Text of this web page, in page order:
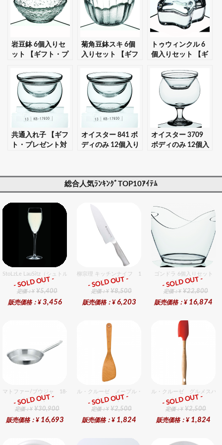
岩豆鉢 6個入りセ
ット 【ギフト・プ
菊角豆鉢スキ 6個
入りセット 【ギフ
応可】
トゥウィンクル 6
個入りセット 【ギ
対応可】
共通入れ子 【ギフ
ト・プレゼント対
オイスター 841 ボ
ディのみ 12個入り
可】
オイスター 3709
ボディのみ 12個入
応可】
総合人気ﾗﾝｷﾝｸﾞTOP10ｱｲﾃﾑ
StoLzLe LauSitz（シュトルツル ラウンジッツ） スペシャリティ シャンパン 6個入りセッ
総合ﾗﾝｷﾝｸﾞ
定価：¥ ¥5,400
販売価格：¥ 3,456
- SOLD OUT -
柳宗理 キッチンナイフ 18cm
総合ﾗﾝｷﾝｸﾞ
定価：¥ ¥8,500
販売価格：¥ 6,203
- SOLD OUT -
ゴンドラ 6個入りセット
総合ﾗﾝｷﾝｸﾞ
定価：¥ ¥22,800
販売価格：¥ 16,874
- SOLD OUT -
マトファー/ブウジャ 18-10 フライパン 28cm 電磁
総合ﾗﾝｷﾝｸﾞ
定価：¥ ¥30,900
販売価格：¥ 16,693
- SOLD OUT -
ル・クルーゼ メープル・ウッド・ターナー
総合ﾗﾝｷﾝｸﾞ
定価：¥ ¥2,500
販売価格：¥ 1,824
- SOLD OUT -
ル・クルーゼ グルメスパ
総合ﾗﾝｷﾝｸﾞ
定価：¥ ¥2,500
販売価格：¥ 1,824
- SOLD OUT -